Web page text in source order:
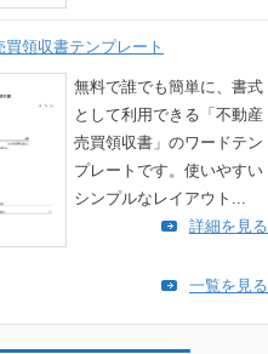
買領収書テンプレート
無料で誰でも簡単に、書式
として利用できる「不動産
売買領収書」のワードテン
プレートです。使いやすい
シンプルなレイアウト...
詳細を見る
一覧を見る